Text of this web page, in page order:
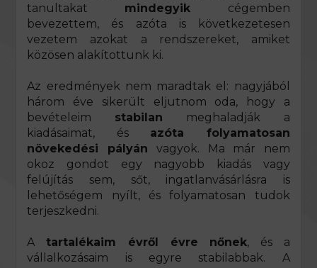
tanultakat mindegyik cégemben
bevezettem, és azóta is következetesen
vezetem azokat a rendszereket, amiket
közösen alakítottunk ki.
Az eredmények nem maradtak el: nagyjából
három éve sikerült eljutnom oda, hogy a
bevételeim stabilan meghaladják a
kiadásaimat, és azóta folyamatosan
növekedési pályánvagyok. Ma már nem
okoz gondot egy nagyobb kiadás vagy
felújítás sem, sőt, ingatlanvásárlásra is
lehetőségem nyílt, és folyamatosan tudok
terjeszkedni.
Atartalékaim évről évre nőnek, és a
vállalkozásaim is egyre stabilabbak. A